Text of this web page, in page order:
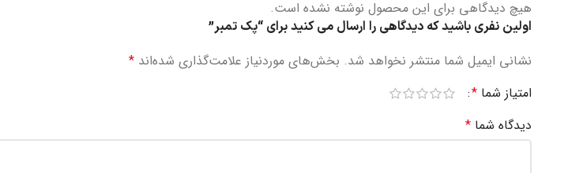
هیچ دیدگاهی برای این محصول نوشته نشده است.
اولین نفری باشید که دیدگاهی را ارسال می کنید برای “پک تمبر”
نشانی ایمیل شما منتشر نخواهد شد. بخش‌های موردنیاز علامت‌گذاری شده‌اند *
امتیاز شما *
دیدگاه شما *